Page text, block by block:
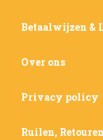
Betaalwijzen &
Over ons
Privacy policy
Ruilen,